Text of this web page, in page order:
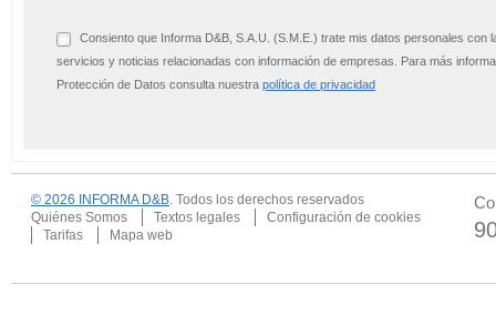
Consiento que Informa D&B, S.A.U. (S.M.E.) trate mis datos personales
servicios y noticias relacionadas con información de empresas. Para más
Protección de Datos consulta nuestra política de privacidad
© 2026 INFORMA D&B. Todos los derechos reservados
Quiénes Somos
Textos legales
Configuración de cookies
Tarifas
Mapa web